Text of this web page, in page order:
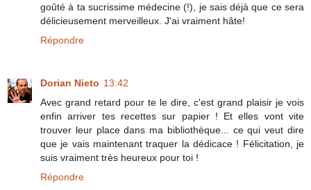
goûté à ta sucrissime médecine (!), je sais déjà que ce sera
délicieusement merveilleux. J'ai vraiment hâte!
Répondre
Dorian Nieto 13:42
Avec grand retard pour te le dire, c'est grand plaisir je vois
enfin arriver tes recettes sur papier ! Et elles vont vite
trouver leur place dans ma bibliothèque... ce qui veut dire
que je vais maintenant traquer la dédicace ! Félicitation, je
suis vraiment très heureux pour toi !
Répondre